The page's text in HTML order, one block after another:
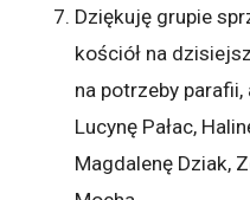
Dziękuję grupie
kościół na
na potrzeby
Lucynę Pałac,
Magdalenę Dziak,